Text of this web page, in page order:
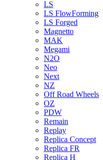
LS
LS FlowForming
LS Forged
Magnetto
MAK
Megami
N2O
Neo
Next
NZ
Off Road Wheels
OZ
PDW
Remain
Replay
Replica Concept
Replica FR
Replica H